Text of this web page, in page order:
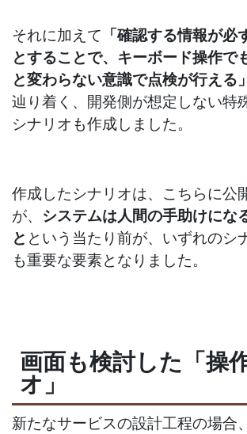
それに加えて 「確認する情報が必
とすることで、キーボード操作で
と変わらない意識で点検が行える」
辿り着く、開発側が想定しない特
シナリオも作成しました。
作成したシナリオは、こちらに公
が、 システムは人間の手助けにな
と という当たり前が、いずれのシ
も重要な要素となりました。
画面も検討した「操
オ」
新たなサービスの設計工程の場合